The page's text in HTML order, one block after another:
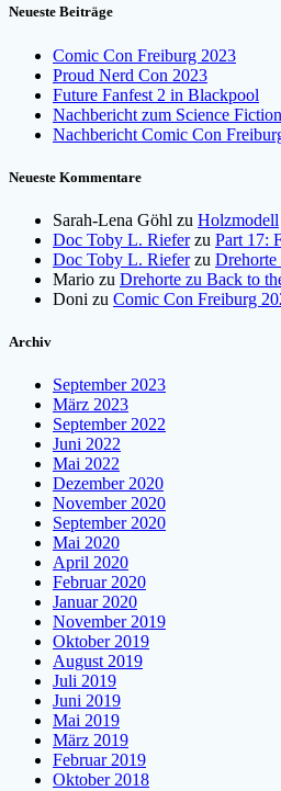
Neueste Beiträge
Comic Con Freiburg 2023
Proud Nerd Con 2023
Future Fanfest 2 in Blackpool
Nachbericht zum Science
Nachbericht Comic Con
Neueste Kommentare
Sarah-Lena Göhl zu Holzmodell
Doc Toby L. Rieferzu Part 17:
Doc Toby L. Rieferzu Drehorte
Mario zu Drehorte zu Back to
Doni zu Comic Con Freiburg
Archiv
September 2023
März 2023
September 2022
Juni 2022
Mai 2022
Dezember 2020
November 2020
September 2020
Mai 2020
April 2020
Februar 2020
Januar 2020
November 2019
Oktober 2019
August 2019
Juli 2019
Juni 2019
Mai 2019
März 2019
Februar 2019
Oktober 2018